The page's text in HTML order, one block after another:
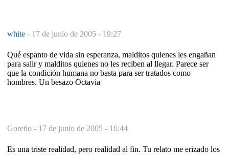
white - 17 de junio de 2005 - 19:27
Qué espanto de vida sin esperanza, malditos quienes les engañan
para salir y malditos quienes no les reciben al llegar. Parece ser
que la condición humana no basta para ser tratados como
hombres. Un besazo Octavia
Goreño - 17 de junio de 2005 - 16:44
Es una triste realidad, pero realidad al fin. Tu relato me erizado los